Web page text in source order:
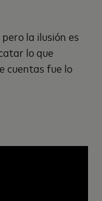
la ilusión es
lo que
cuentas fue lo